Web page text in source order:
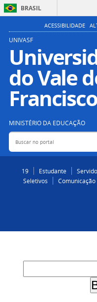
BRASIL
ACESSIBILIDADE
UNIVASF
do Vale
MINISTÉRIO DA EDUCAÇÃO
Buscar no portal
19
Estudante
Seletivos
Comunicação